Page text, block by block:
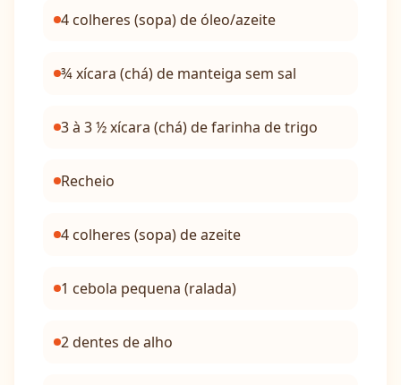
4 colheres (sopa) de óleo/azeite
¾ xícara (chá) de manteiga sem sal
3 à 3 ½ xícara (chá) de farinha de trigo
Recheio
4 colheres (sopa) de azeite
1 cebola pequena (ralada)
2 dentes de alho